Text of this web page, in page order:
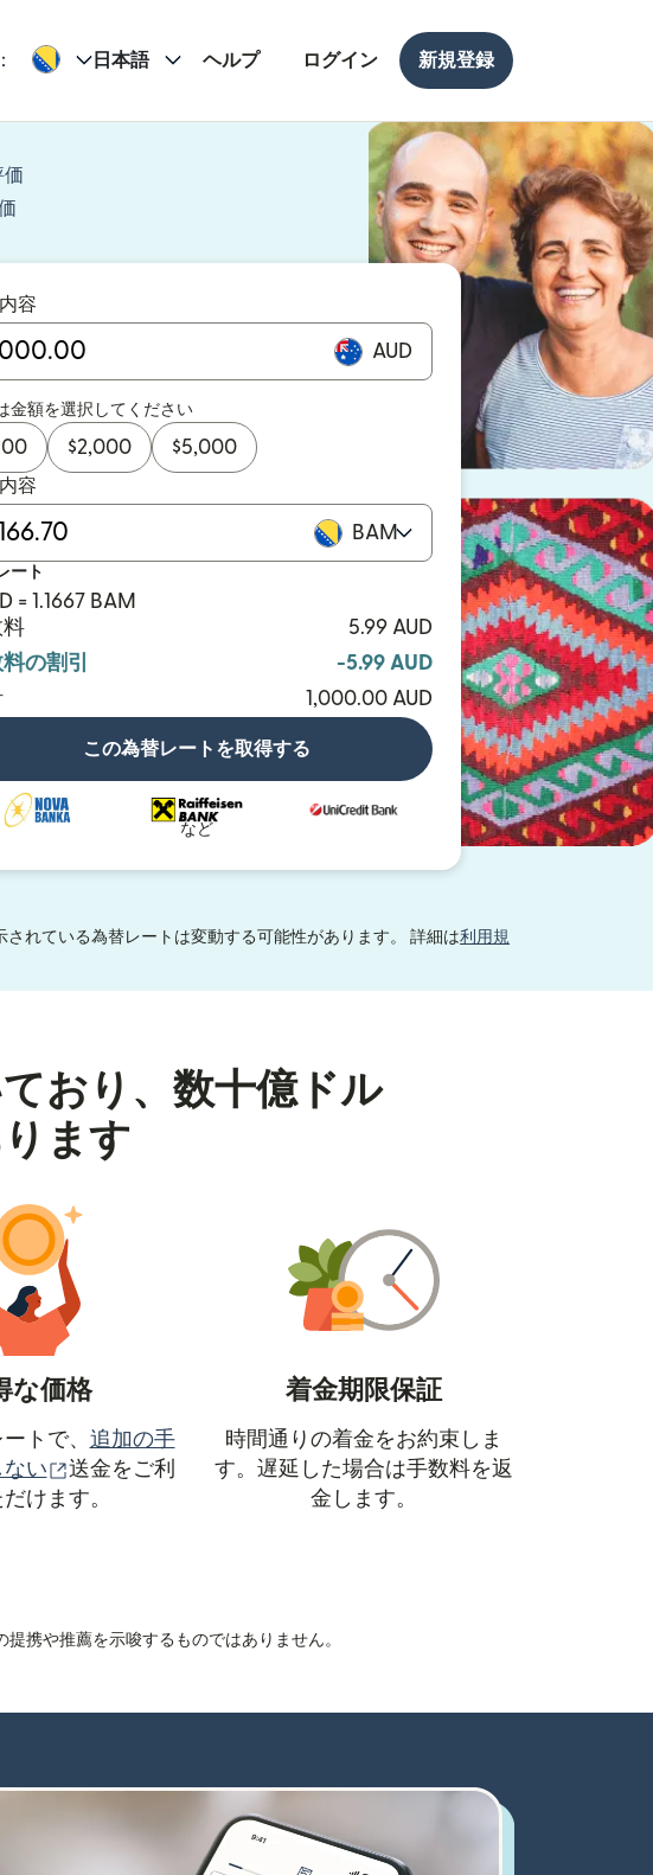
日本語 ヘルプ ログイン 新規登録
価
（別ウィンドウで開きます）
（別ウィンドウで開きます）
容
AUD
金額を選択してください
$2,000 $5,000
容
BAM
ート
= 1.1667 BAM
料
5.99 AUD
の割引
-5.99 AUD
1,000.00 AUD
この為替レートを取得する
など
れている為替レートは変動する可能性があります。 詳細は利用規
おり、数十億ドル
ます
な価格
トで、 追加の手
い
（別ウィンドウで開きます）
送金をご利
けます。
着金期限保証
時間通りの着金をお約束しま
す。遅延した場合は手数料を返
金します。
携や推薦を示唆するものではありません。